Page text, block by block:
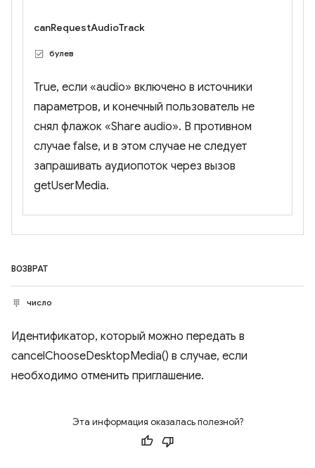
canRequestAudioTrack
булев
True, если «audio» включено в источники
параметров, и конечный пользователь не
снял флажок «Share audio». В противном
случае false, и в этом случае не следует
запрашивать аудиопоток через вызов
getUserMedia.
ВОЗВРАТ
число
Идентификатор, который можно передать в
cancelChooseDesktopMedia() в случае, если
необходимо отменить приглашение.
Эта информация оказалась полезной?